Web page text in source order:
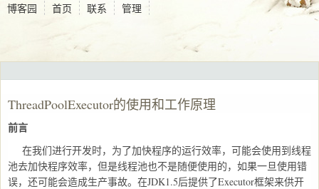
博客园 首页 联系 管理
ThreadPoolExecutor的使用和工作原理
前言
在我们进行开发时，为了加快程序的运行效率，可能会使用到线程
池去加快程序效率，但是线程池也不是随便使用的，如果一旦使用错
误，还可能会造成生产事故。在JDK1.5后提供了Executor框架来供开